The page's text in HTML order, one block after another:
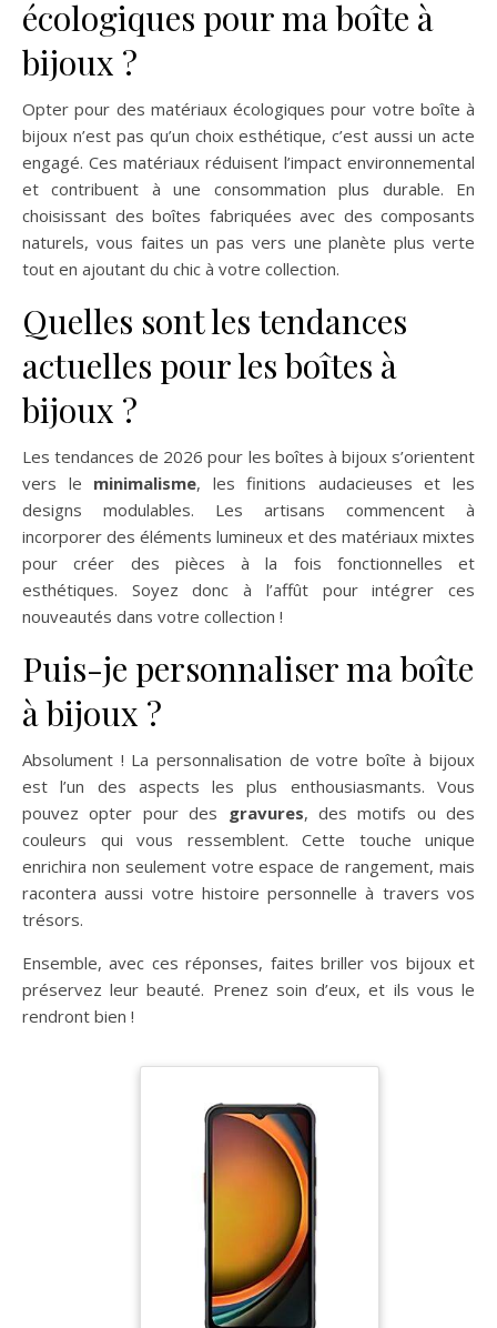
écologiques pour ma boîte à
bijoux ?
Opter pour des matériaux écologiques pour votre boîte à
bijoux n’est pas qu’un choix esthétique, c’est aussi un acte
engagé. Ces matériaux réduisent l’impact environnemental
et contribuent à une consommation plus durable. En
choisissant des boîtes fabriquées avec des composants
naturels, vous faites un pas vers une planète plus verte
tout en ajoutant du chic à votre collection.
Quelles sont les tendances
actuelles pour les boîtes à
bijoux ?
Les tendances de 2026 pour les boîtes à bijoux s’orientent
vers le minimalisme, les finitions audacieuses et les
designs modulables. Les artisans commencent à
incorporer des éléments lumineux et des matériaux mixtes
pour créer des pièces à la fois fonctionnelles et
esthétiques. Soyez donc à l’affût pour intégrer ces
nouveautés dans votre collection !
Puis-je personnaliser ma boîte
à bijoux ?
Absolument ! La personnalisation de votre boîte à bijoux
est l’un des aspects les plus enthousiasmants. Vous
pouvez opter pour des gravures, des motifs ou des
couleurs qui vous ressemblent. Cette touche unique
enrichira non seulement votre espace de rangement, mais
racontera aussi votre histoire personnelle à travers vos
trésors.
Ensemble, avec ces réponses, faites briller vos bijoux et
préservez leur beauté. Prenez soin d’eux, et ils vous le
rendront bien !